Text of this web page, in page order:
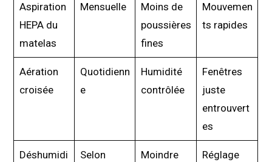
Aspiration
HEPA du
matelas
Mensuelle
Moins de
poussières
fines
Mouvemen
ts rapides
Aération
croisée
Quotidienn
e
Humidité
contrôlée
Fenêtres
juste
entrouvert
es
Déshumidi
Selon
Moindre
Réglage